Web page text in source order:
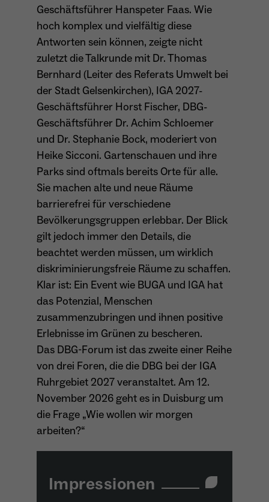
Geschäftsführer Hanspeter Faas. Wie
hoch komplex und vielfältig diese
Antworten sein können, zeigte nicht
zuletzt die Talkrunde mit Dr. Thomas
Bernhard (Leiter des Referats Umwelt bei
der Stadt Gelsenkirchen), IGA 2027-
Geschäftsführer Horst Fischer, DBG-
Geschäftsführer Dr. Achim Schloemer
und Dr. Stephanie Bock, moderiert von
Heike Sicconi. Gartenschauen und ihre
Parks sind oftmals bereits Orte für alle.
Sie machen alte und neue Räume
barrierefrei für verschiedene
Bevölkerungsgruppen erlebbar. Der Blick
gilt jedoch immer den Details, die
beachtet werden müssen, um wirklich
diskriminierungsfreie Räume zu schaffen.
Klar ist: Ein Event wie BUGA und IGA hat
das Potenzial, Menschen
zusammenzubringen und ihnen positive
Erlebnisse im Grünen zu bescheren.
Das DBG-Forum ist das zweite einer Reihe
von drei Foren, die die DBG bei der IGA
Ruhrgebiet 2027 veranstaltet. Am 12.
November 2026 geht es in Duisburg um
die Frage „Wie wollen wir morgen
arbeiten?“
Impressionen